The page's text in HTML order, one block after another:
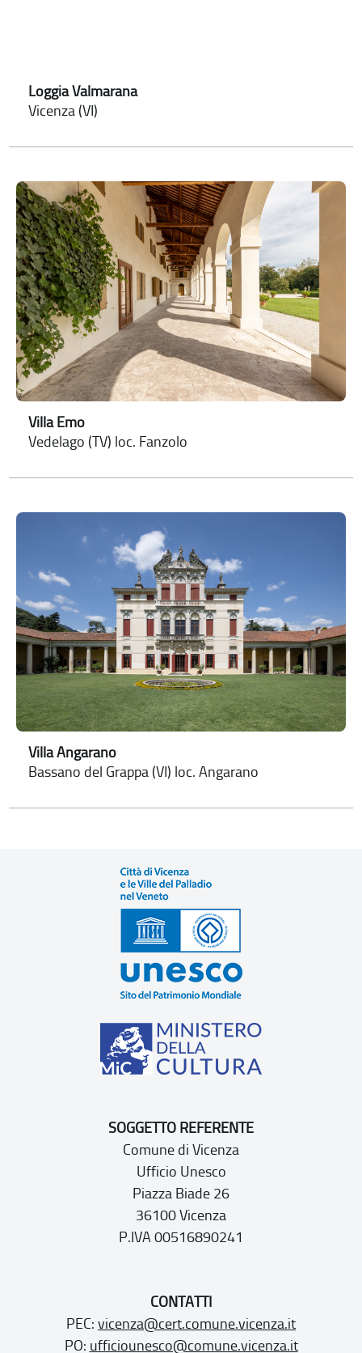
Loggia Valmarana
Vicenza (VI)
Villa Emo
Vedelago (TV) loc. Fanzolo
Villa Angarano
Bassano del Grappa (VI) loc. Angarano
SOGGETTO REFERENTE
Comune di Vicenza
Ufficio Unesco
Piazza Biade 26
36100 Vicenza
P.IVA 00516890241
CONTATTI
PEC: vicenza@cert.comune.vicenza.it
PO: ufficiounesco@comune.vicenza.it